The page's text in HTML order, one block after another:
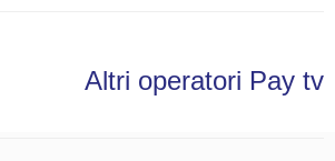
Altri operatori Pay tv